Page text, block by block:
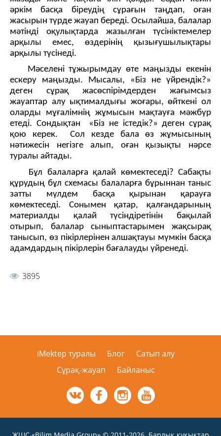
әркім басқа біреудің сұрағын таңдап, оған
жасырын түрде жауап береді. Осылайша, балалар
мәтінді оқулықтарда жазылған түсініктемелер
арқылы емес, өздерінің қызығушылықтары
арқылы түсінеді.
Мәселені тұжырымдау өте маңызды екенін
ескеру маңызды. Мысалы, «Біз не үйрендік?»
деген сұрақ жасөспірімдерден жағымсыз
жауаптар алу ықтималдығы жоғары, өйткені ол
оларды мұғалімнің жұмысын мақтауға мәжбүр
етеді. Сондықтан «Біз не істедік?» деген сұрақ
қою керек. Сол кезде бала өз жұмысының
нәтижесін негізге алып, оған қызықты нәрсе
туралы айтады.
Бұл балаларға қалай көмектеседі? Сабақты
құрудың бұл схемасы балаларға бұрыннан таныс
затты мүлдем басқа қырынан қарауға
көмектеседі. Сонымен қатар, қалғандарының
материалды қалай түсіндіретінін бақылай
отырып, балалар сыныптастарымен жақсырақ
танысып, өз пікірлерінен алшақтауы мүмкін басқа
адамдардың пікірлерін бағалауды үйренеді.
3895
iMektep туралы Блог
Сатып алу
Сұрақ-жауап
Байланыс